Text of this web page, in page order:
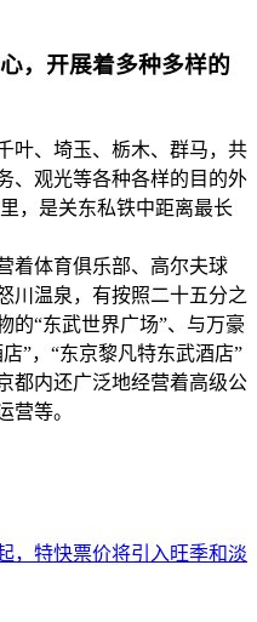
，开展着多种多样的
叶、埼玉、栃木、群马，共
、观光等各种各样的目的外
，是关东私铁中距离最长
着体育俱乐部、高尔夫球
川温泉，有按照二十五分之
的“东武世界广场”、与万豪
”，“东京黎凡特东武酒店”
都内还广泛地经营着高级公
营等。
，特快票价将引入旺季和淡